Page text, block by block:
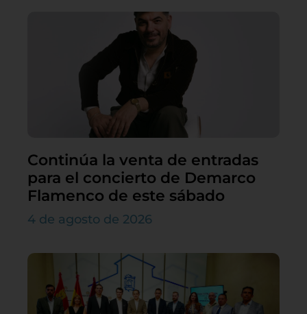
Continúa la venta de entradas
para el concierto de Demarco
Flamenco de este sábado
4 de agosto de 2026